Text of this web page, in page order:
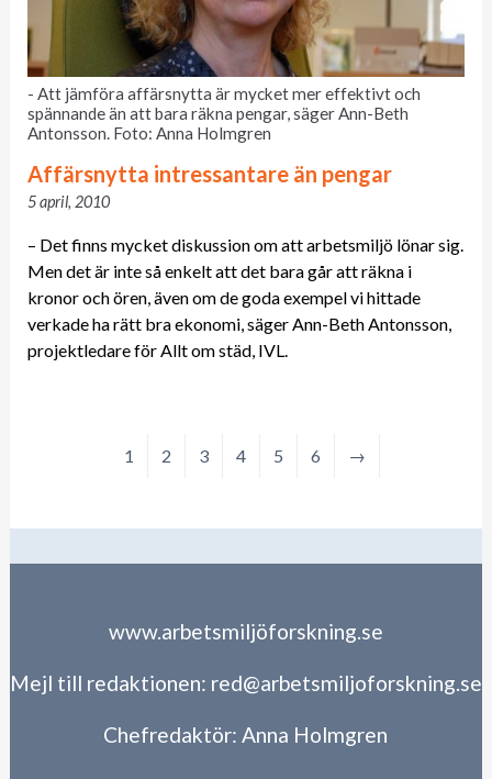
- Att jämföra affärsnytta är mycket mer effektivt och
spännande än att bara räkna pengar, säger Ann-Beth
Antonsson. Foto: Anna Holmgren
Affärsnytta intressantare än pengar
5 april, 2010
– Det finns mycket diskussion om att arbetsmiljö lönar sig.
Men det är inte så enkelt att det bara går att räkna i
kronor och ören, även om de goda exempel vi hittade
verkade ha rätt bra ekonomi, säger Ann-Beth Antonsson,
projektledare för Allt om städ, IVL.
1 2 3 4 5 6 →
www.arbetsmiljöforskning.se
Mejl till redaktionen: red@arbetsmiljoforskning.se
Chefredaktör:Anna Holmgren